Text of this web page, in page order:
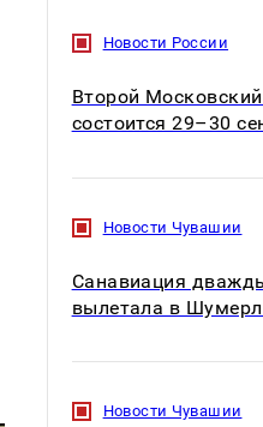
Новости России
Второй
состоится 29–30
Новости Чувашии
Санавиация
вылетала в
Новости Чувашии